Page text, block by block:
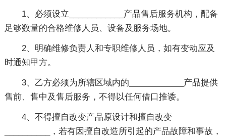
1、必须设立____________产品售后服务机构，配备
足够数量的合格维修人员、设备及服务场地。
2、明确维修负责人和专职维修人员，如有变动应及
时通知甲方。
3、乙方必须为所辖区域内的____________产品提供
售前、售中及售后服务，不得以任何借口推诿。
4、不得擅自改变产品原设计和擅自改变
__________，若有因擅自改造所引起的产品故障和事故，